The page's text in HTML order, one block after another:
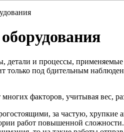
детали и процессы,
только под бдительным
факторов, учитывая вес,
за частую,
работ повышенной